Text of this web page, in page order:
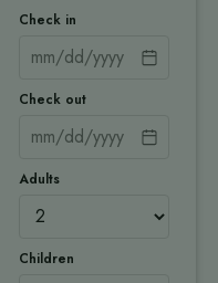
Check in
Check out
Adults
Children